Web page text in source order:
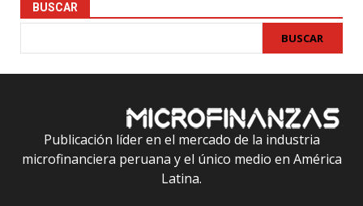
entradas
BUSCAR
BUSCAR
Publicación líder en el mercado de la industria
microfinanciera peruana y el único medio en América
Latina.